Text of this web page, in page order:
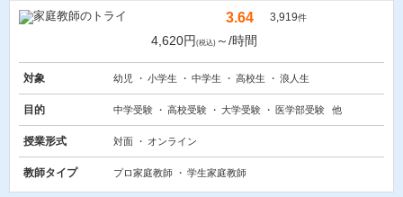
3.64 3,919件
4,620円 (税込) ～/時間
対象 幼児 小学生 中学生 高校生 浪人生
目的 中学受験 高校受験 大学受験 医学部受験 他
授業形式 対面 オンライン
教師タイプ プロ家庭教師 学生家庭教師